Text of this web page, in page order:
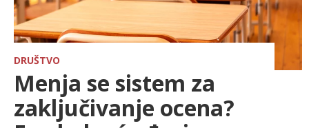
SHOWBIZ
HRONIKA
FARMERI
TV
DRUŠTVO
Menja se sistem za
zaključivanje ocena?